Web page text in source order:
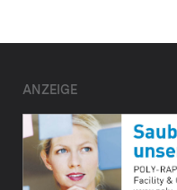
ANZEIGE